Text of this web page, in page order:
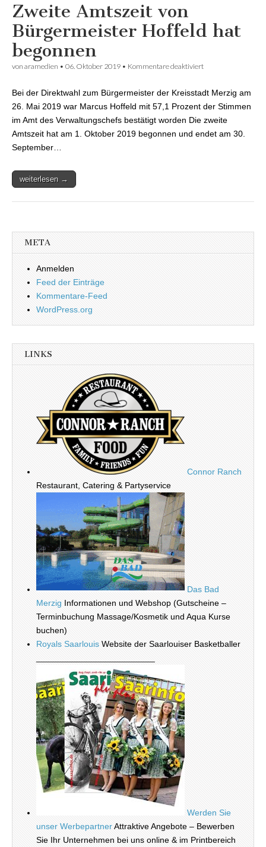
Zweite Amtszeit von
Bürgermeister Hoffeld hat
begonnen
von aramedien • 06. Oktober 2019 • Kommentare deaktiviert
begonnen
Bei der Direktwahl zum Bürgermeister der Kreisstadt Merzig am
26. Mai 2019 war Marcus Hoffeld mit 57,1 Prozent der Stimmen
im Amt des Verwaltungschefs bestätigt worden Die zweite
Amtszeit hat am 1. Oktober 2019 begonnen und endet am 30.
September…
weiterlesen →
META
Anmelden
Feed der Einträge
Kommentare-Feed
WordPress.org
LINKS
Connor Ranch
Restaurant, Catering & Partyservice
Das Bad
Merzig Informationen und Webshop (Gutscheine –
Terminbuchung Massage/Kosmetik und Aqua Kurse
buchen)
Royals Saarlouis Website der Saarlouiser Basketballer
Werden Sie
unser WerbepartnerAttraktive Angebote – Bewerben
Sie Ihr Unternehmen bei uns online & im Printbereich